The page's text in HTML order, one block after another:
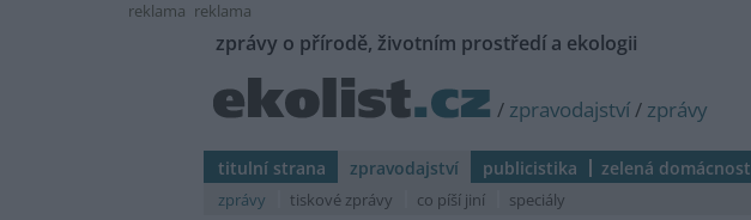
reklama reklama
zprávy o přírodě, životním prostředí a ekologii
/ zpravodajství/ zprávy
titulní strana zpravodajství publicistika zelená domácnost
zprávy tiskové zprávy co píší jiní speciály